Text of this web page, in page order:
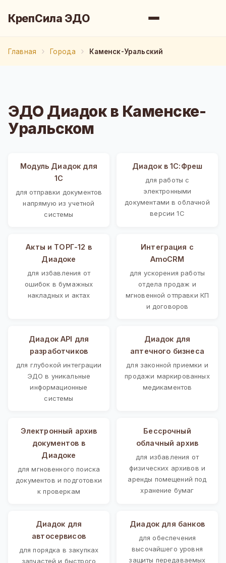
КрепСила ЭДО
Главная Города Каменск-Уральский
ЭДО Диадок в Каменске-
Уральском
Модуль Диадок для
1С
для отправки документов
напрямую из учетной
системы
Диадок в 1С:Фреш
для работы с
электронными
документами в облачной
версии 1С
Акты и ТОРГ-12 в
Диадоке
для избавления от
ошибок в бумажных
накладных и актах
Интеграция с
AmoCRM
для ускорения работы
отдела продаж и
мгновенной отправки КП
и договоров
Диадок API для
разработчиков
для глубокой интеграции
ЭДО в уникальные
информационные
системы
Диадок для
аптечного бизнеса
для законной приемки и
продажи маркированных
медикаментов
Электронный архив
документов в
Диадоке
для мгновенного поиска
документов и подготовки
к проверкам
Бессрочный
облачный архив
для избавления от
физических архивов и
аренды помещений под
хранение бумаг
Диадок для
автосервисов
для порядка в закупках
запчастей и быстрого
Диадок для банков
для обеспечения
высочайшего уровня
защиты передаваемых